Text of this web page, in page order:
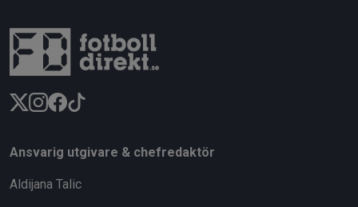
Ansvarig utgivare & chefredaktör
Aldijana Talic